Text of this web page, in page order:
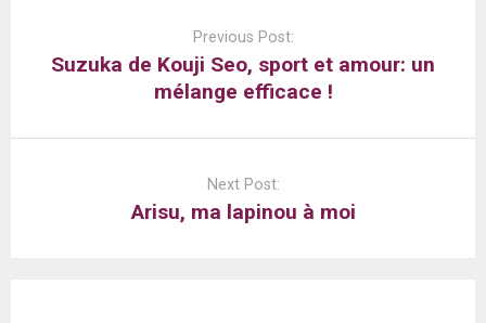
Previous Post:
Suzuka de Kouji Seo, sport et amour: un
mélange efficace !
Next Post:
Arisu, ma lapinou à moi